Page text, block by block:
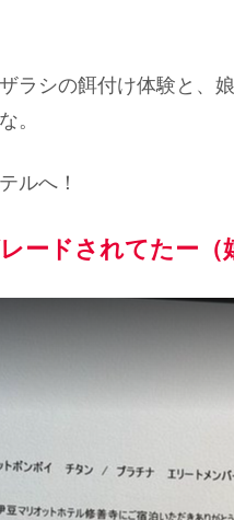
ラシの餌付け体験と、
。
ルへ！
ードされてたー（